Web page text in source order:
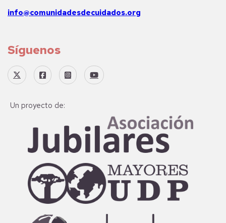
info@comunidadesdecuidados.org
Síguenos
Un proyecto de: